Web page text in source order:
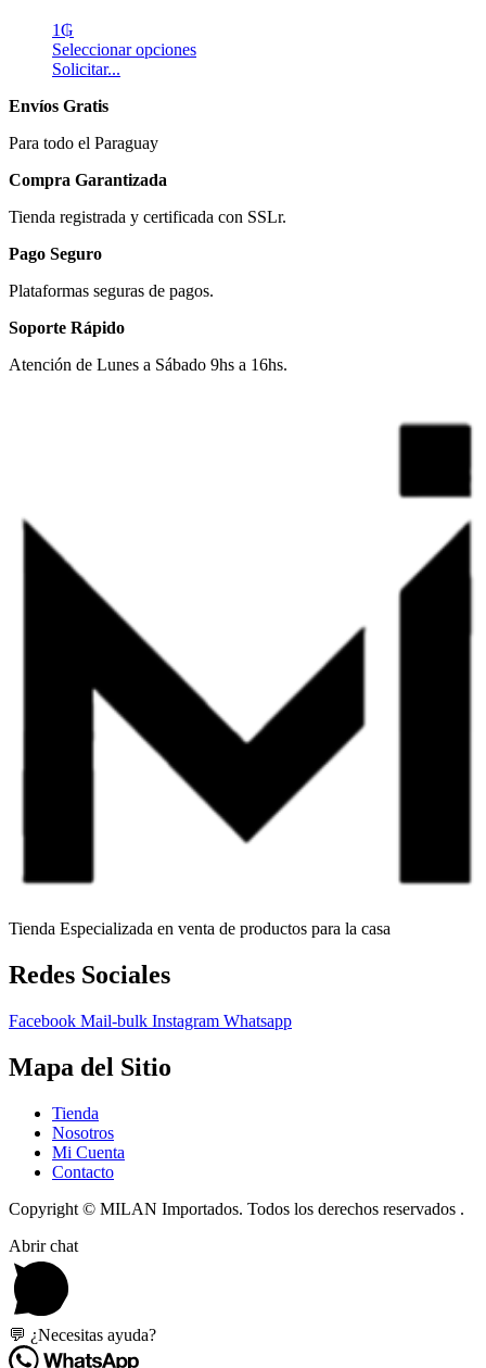
1₲
Seleccionar opciones
Solicitar...
Envíos Gratis
Para todo el Paraguay
Compra Garantizada
Tienda registrada y certificada con SSLr.
Pago Seguro
Plataformas seguras de pagos.
Soporte Rápido
Atención de Lunes a Sábado 9hs a 16hs.
Tienda Especializada en venta de productos para la casa
Redes Sociales
Facebook Mail-bulk Instagram Whatsapp
Mapa del Sitio
Tienda
Nosotros
Mi Cuenta
Contacto
Copyright © MILAN Importados. Todos los derechos reservados .
Abrir chat
💬 ¿Necesitas ayuda?